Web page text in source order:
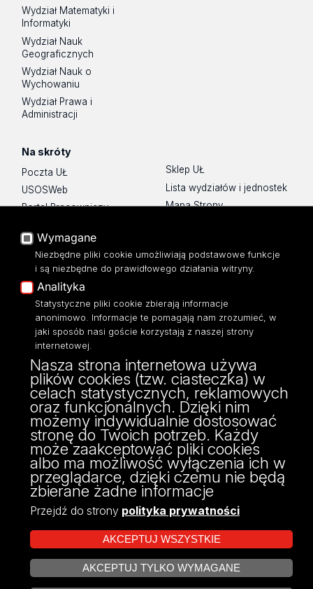
Wydział Matematyki i
Informatyki
Wydział Nauk
Geograficznych
Wydział Nauk o
Wychowaniu
Wydział Prawa i
Administracji
Na skróty
Poczta UŁ
USOSWeb
Portal Pracowniczy
Platforma e-learningowa
Moodle
Eksperci UŁ
Polityka Prywatności
Dostępność
Sklep UŁ
Lista wydziałów i jednostek
Mapa Strony
ul. Konstytucji 3 Maja 65/67
97-200 Tomaszów Mazowiecki
tel: 447 249 720
tel. 447 414 120
Projekt Multiportalu UŁ współfinansowany z funduszy Unii Europejskiej w
ramach konkursu NCBR
Wymagane
Niezbędne pliki cookie umożliwiają podstawowe funkcje
i są niezbędne do prawidłowego działania witryny.
Analityka
Statystyczne pliki cookie zbierają informacje
anonimowo. Informacje te pomagają nam zrozumieć, w
jaki sposób nasi goście korzystają z naszej strony
internetowej.
Nasza strona internetowa używa
plików cookies (tzw. ciasteczka) w
celach statystycznych, reklamowych
oraz funkcjonalnych. Dzięki nim
możemy indywidualnie dostosować
stronę do Twoich potrzeb. Każdy
może zaakceptować pliki cookies
albo ma możliwość wyłączenia ich w
przeglądarce, dzięki czemu nie będą
zbierane żadne informacje
Przejdź do strony polityka prywatności
AKCEPTUJ WSZYSTKIE
AKCEPTUJ TYLKO WYMAGANE
ZARZĄDZAJ COOKIES